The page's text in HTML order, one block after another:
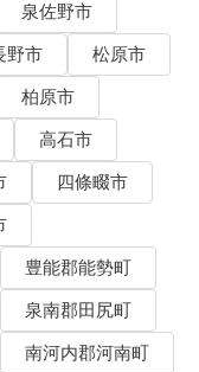
泉佐野市
野市
松原市
柏原市
高石市
四條畷市
豊能郡能勢町
泉南郡田尻町
南河内郡河南町